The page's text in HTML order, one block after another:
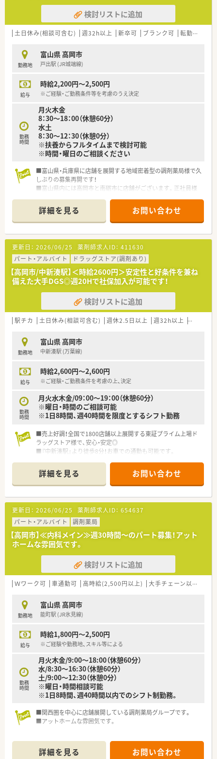
検討リストに追加
土日休み(相談可含む) 週32h以上 新卒可 ブランク可 転勤なし
勤務地
富山県 高岡市
戸出駅 (JR城端線)
給与
時給2,200円～2,500円
※ご経験・ご勤務条件等を考慮のうえ決定
勤務
時間
月火木金
8：30～18：00（休憩60分）
水土
8：30～12：30（休憩0分）
※扶養からフルタイムまで検討可能
※時間・曜日のご相談ください
■富山県・兵庫県に店舗を展開する地域密着型の調剤薬局様で久
しぶりの募集再開です！
■富山県内には高岡市と南砺市に店舗がございます。正社員様
詳細を見る お問い合わせ
更新日： 2026/06/25 薬剤師求人ID： 411630
パート・アルバイト
ドラッグストア(調剤あり)
【高岡市/中新湊駅】＜時給2600円＞安定性と好条件を兼ね
備えた大手DGS◎週20Hで社保加入が可能です！
検討リストに追加
駅チカ 土日休み(相談可含む) 週休2.5日以上 週32h以上 新卒可
勤務地
富山県 高岡市
中新湊駅 (万葉線)
給与
時給2,600円～2,600円
※ご経験・ご勤務条件を考慮の上、決定
勤務
時間
月火水木金/09：00～19：00（休憩60分）
※曜日・時間のご相談可能
※1日8時間、週40時間を限度とするシフト勤務
■売上好調！全国で1800店舗以上展開する東証プライム上場ド
ラッグストア様で、安心・安定◎
■『中新湊駅』より徒歩8分！お車での通勤も可能です。
2600円の好待遇◎週20時間以上で社会保険にご加入いただけま
す。
詳細を見る お問い合わせ
更新日： 2026/06/25 薬剤師求人ID： 654637
パート・アルバイト
調剤薬局
【高岡市】≪内科メイン≫週30時間～のパート募集！アット
ホームな雰囲気です。
検討リストに追加
Ｗワーク可 車通勤可 高時給(2,500円以上) 大手チェーン以外
勤務地
富山県 高岡市
能町駅 (JR氷見線)
給与
時給1,800円～2,500円
※ご経験や勤務地、スキル等による
勤務
時間
月火木金/9:00～18:00（休憩60分）
水/8:30～16:30（休憩60分）
土/9:00～12:30（休憩0分）
※曜日・時間相談可能
※1日8時間、週40時間以内でのシフト制勤務。
■関西圏を中心に店舗展開している調剤薬局グループです。
■アットホームな雰囲気です。
詳細を見る お問い合わせ